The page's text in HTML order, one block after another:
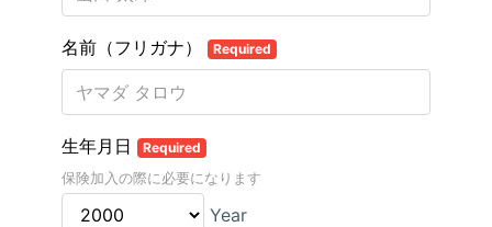
名前（フリガナ） Required
生年月日 Required
保険加入の際に必要になります
Year